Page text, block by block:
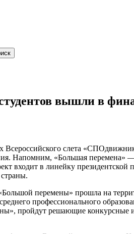
вышли в
слета
Напомним, «Большая перемена»
входит в линейку
перемены» прошла на
профессионального
пройдут решающие конкурсные